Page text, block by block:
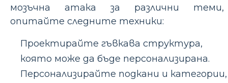
мозъчна атака за различни теми,
опитайте следните техники:
Проектирайте гъвкава структура,
която може да бъде персонализирана.
Персонализирайте подкани и категории,